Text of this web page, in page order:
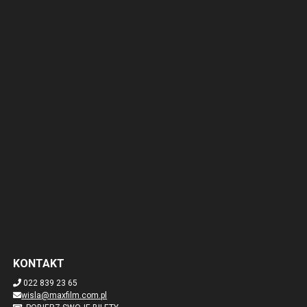
KONTAKT
022 839 23 65
wisla@maxfilm.com.pl